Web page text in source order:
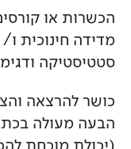
הכשרות או
מדידה חינוכית ו/
סטטיסטיקה
כושר להרצאה
הבעה מעולה